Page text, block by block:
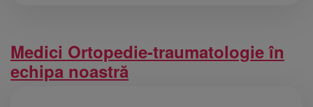
Medici Ortopedie-traumatologie în
echipa noastră